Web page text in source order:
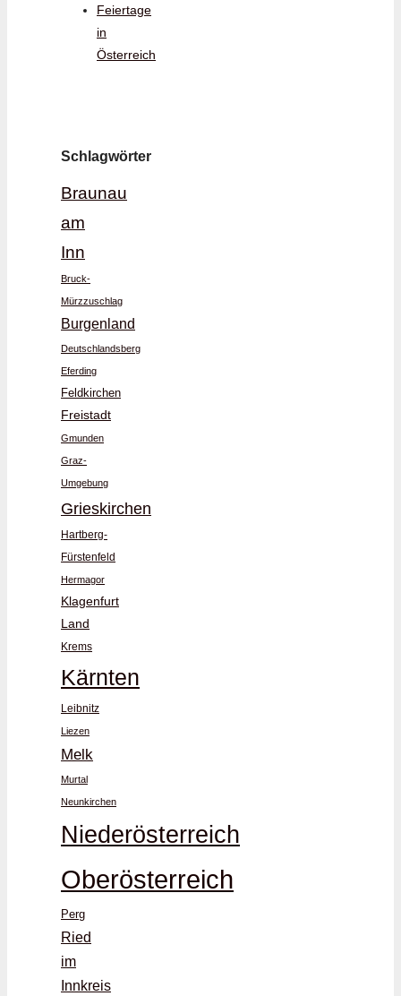
Feiertage
in
Österreich
Schlagwörter
Braunau
am
Inn
Bruck-
Mürzzuschlag
Burgenland
Deutschlandsberg
Eferding
Feldkirchen
Freistadt
Gmunden
Graz-
Umgebung
Grieskirchen
Hartberg-
Fürstenfeld
Hermagor
Klagenfurt
Land
Krems
Kärnten
Leibnitz
Liezen
Melk
Murtal
Neunkirchen
Niederösterreich
Oberösterreich
Perg
Ried
im
Innkreis